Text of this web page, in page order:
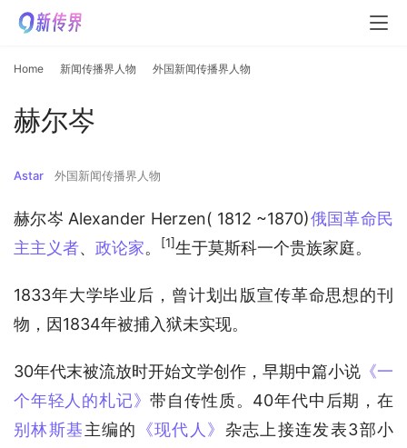
Home 新闻传播界人物 外国新闻传播界人物
赫尔岑
Astar 外国新闻传播界人物
赫尔岑 Alexander Herzen( 1812 ~1870)俄国革命民
主主义者、 政论家。 [1]生于莫斯科一个贵族家庭。
1833年大学毕业后，曾计划出版宣传革命思想的刊
物，因1834年被捕入狱未实现。
30年代末被流放时开始文学创作，早期中篇小说 《一
个年轻人的札记》带自传性质。40年代中后期，在
别林斯基主编的 《现代人》 杂志上接连发表3部小